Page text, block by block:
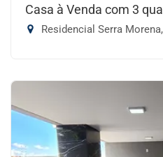
Casa à Venda com 3
Residencial Serra